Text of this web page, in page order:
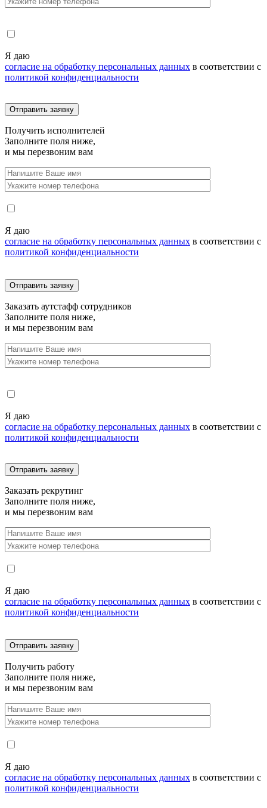
Я даю
согласие на обработку персональных данных в соответствии с
политикой конфиденциальности
Получить исполнителей
Заполните поля ниже,
и мы перезвоним вам
Я даю
согласие на обработку персональных данных в соответствии с
политикой конфиденциальности
Заказать аутстафф сотрудников
Заполните поля ниже,
и мы перезвоним вам
Я даю
согласие на обработку персональных данных в соответствии с
политикой конфиденциальности
Заказать рекрутинг
Заполните поля ниже,
и мы перезвоним вам
Я даю
согласие на обработку персональных данных в соответствии с
политикой конфиденциальности
Получить работу
Заполните поля ниже,
и мы перезвоним вам
Я даю
согласие на обработку персональных данных в соответствии с
политикой конфиденциальности